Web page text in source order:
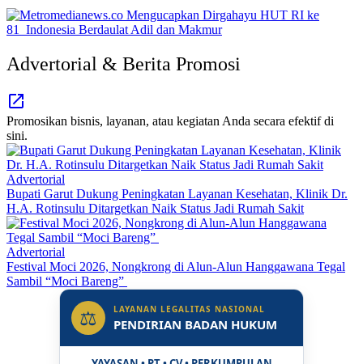
Advertorial & Berita Promosi
Promosikan bisnis, layanan, atau kegiatan Anda secara efektif di
sini.
Advertorial
Bupati Garut Dukung Peningkatan Layanan Kesehatan, Klinik Dr.
H.A. Rotinsulu Ditargetkan Naik Status Jadi Rumah Sakit
Advertorial
Festival Moci 2026, Nongkrong di Alun-Alun Hanggawana Tegal
Sambil “Moci Bareng”
⚖ LAYANAN LEGALITAS NASIONAL
PENDIRIAN BADAN HUKUM